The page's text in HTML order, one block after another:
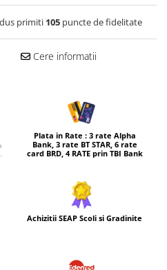
primiti 105 puncte de fidelitate
Cere informatii
Plata in Rate : 3 rate Alpha
Bank, 3 rate BT STAR, 6 rate
card BRD, 4 RATE prin TBI Bank
Achizitii SEAP Scoli si Gradinite